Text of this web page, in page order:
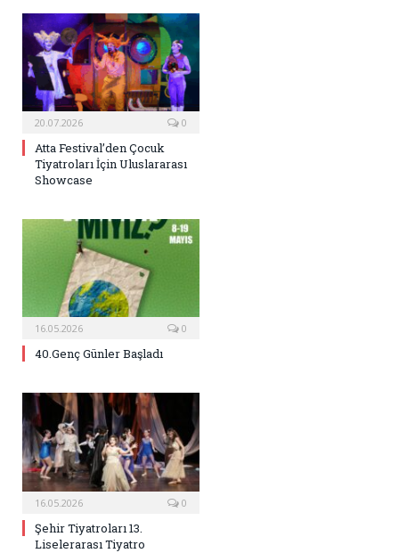
20.07.2026 0
Atta Festival’den Çocuk
Tiyatroları İçin Uluslararası
Showcase
16.05.2026 0
40.Genç Günler Başladı
16.05.2026 0
Şehir Tiyatroları 13.
Liselerarası Tiyatro